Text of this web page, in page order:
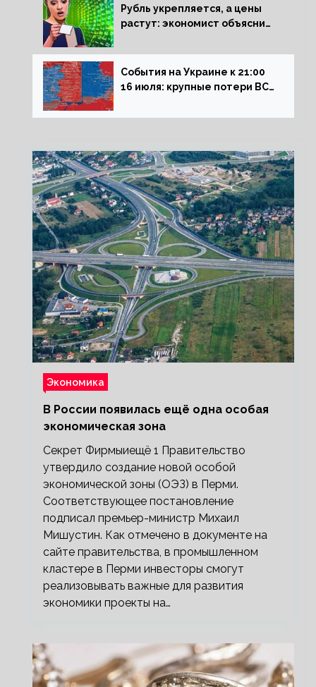
Рубль укрепляется, а цены
растут: экономист объяснил
на рынок РФ
События на Украине к 21:00
16 июля: крупные потери ВСУ
обстреливает Донбасс из
Экономика
В России появилась ещё одна особая
экономическая зона
Секрет Фирмыиещё 1 Правительство
утвердило создание новой особой
экономической зоны (ОЭЗ) в Перми.
Соответствующее постановление
подписал премьер-министр Михаил
Мишустин. Как отмечено в документе на
сайте правительства, в промышленном
кластере в Перми инвесторы смогут
реализовывать важные для развития
экономики проекты на…